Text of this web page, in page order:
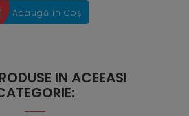
Adaugă în Coș
IN ACEEASI